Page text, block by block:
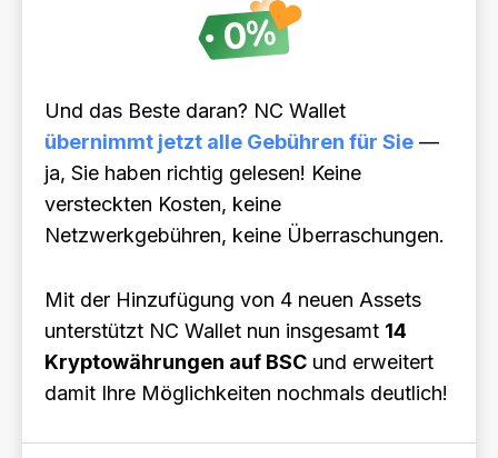
Und das Beste daran? NC Wallet
übernimmt jetzt alle Gebühren für Sie —
ja, Sie haben richtig gelesen! Keine
versteckten Kosten, keine
Netzwerkgebühren, keine Überraschungen.
Mit der Hinzufügung von 4 neuen Assets
unterstützt NC Wallet nun insgesamt 14
Kryptowährungen auf BSC und erweitert
damit Ihre Möglichkeiten nochmals deutlich!